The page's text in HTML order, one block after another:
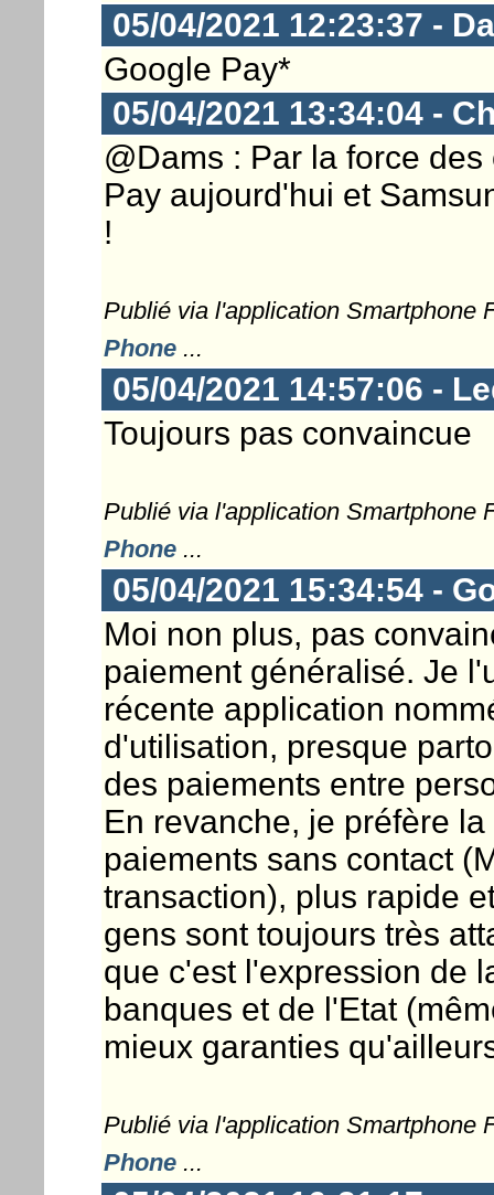
05/04/2021 12:23:37 -
Google Pay*
05/04/2021 13:34:04 -
@Dams : Par la force
Pay aujourd'hui et
!
Publié via l'application Smartphone
Phone...
05/04/2021 14:57:06 -
Toujours pas convaincue
Publié via l'application Smartphone
Phone...
05/04/2021 15:34:54 -
Moi non plus, pas
paiement généralisé. Je
récente application
d'utilisation, presque
des paiements entre
En revanche, je préfère
paiements sans contact
transaction), plus rapide
gens sont toujours très
que c'est l'expression de
banques et de l'Etat
mieux garanties
Publié via l'application Smartphone
Phone...